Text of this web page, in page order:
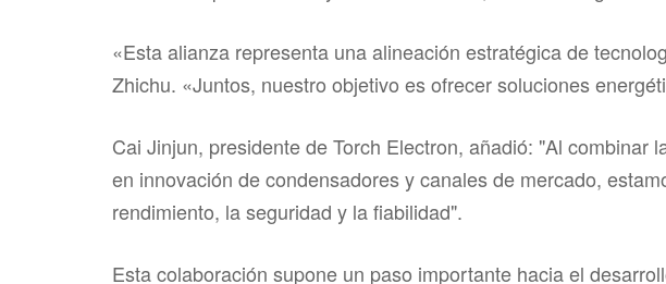
«Esta alianza representa una alineación estratégica de
Zhichu. «Juntos, nuestro objetivo es ofrecer soluciones
Cai Jinjun, presidente de Torch Electron, añadió: "Al
en innovación de condensadores y canales de mercado,
rendimiento, la seguridad y la fiabilidad".
Esta colaboración supone un paso importante hacia el